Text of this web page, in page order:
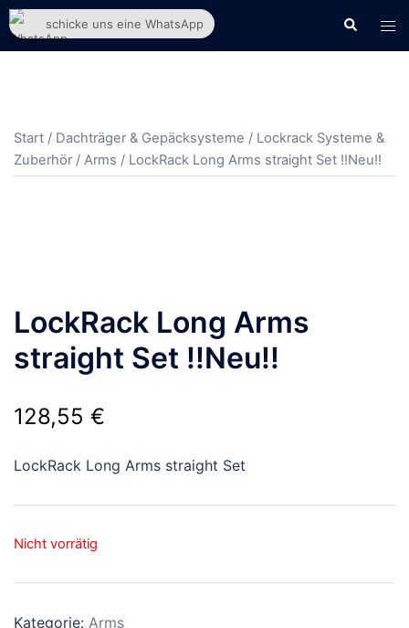
Zum
Inhalt
Suche
Start / Dachträger & Gepäcksysteme / Lockrack Systeme &
Zuberhör / Arms / LockRack Long Arms straight Set !!Neu!!
LockRack Long Arms
straight Set !!Neu!!
128,55 €
LockRack Long Arms straight Set
Nicht vorrätig
Kategorie: Arms
schicke uns eine WhatsApp